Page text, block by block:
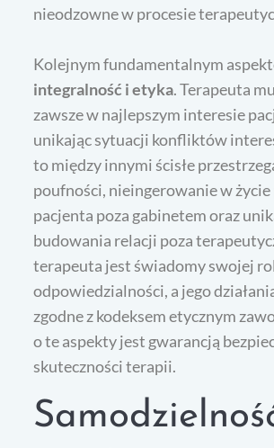
nieodzowne w procesie
Kolejnym fundamentalnym
integralność i etyka. Terapeuta
zawsze w najlepszym interesie
unikając sytuacji konfliktów
to między innymi ścisłe
poufności, nieingerowanie w
pacjenta poza gabinetem oraz
budowania relacji poza
terapeuta jest świadomy swojej
odpowiedzialności, a jego
zgodne z kodeksem etycznym
o te aspekty jest gwarancją
skuteczności terapii.